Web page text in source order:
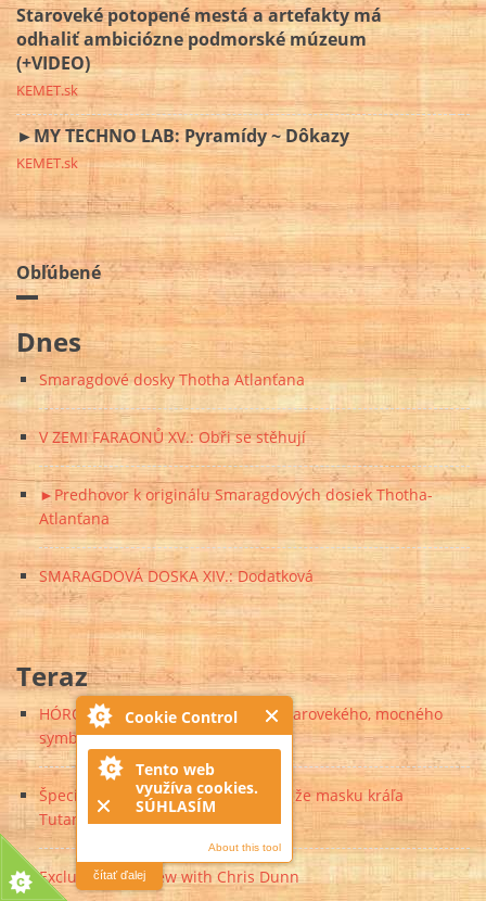
Cookie Control
Tento web
využíva cookies.
SÚHLASÍM
About this tool
čítať ďalej
Staroveké potopené mestá a artefakty má
odhaliť ambiciózne podmorské múzeum
(+VIDEO)
KEMET.sk
►MY TECHNO LAB: Pyramídy ~ Dôkazy
KEMET.sk
Obľúbené
Dnes
Smaragdové dosky Thotha Atlanťana
V ZEMI FARAONŮ XV.: Obři se stěhují
►Predhovor k originálu Smaragdových dosiek Thotha-
Atlanťana
SMARAGDOVÁ DOSKA XIV.: Dodatková
Teraz
HÓROVO OKO: Skutočný význam starovekého, mocného
symbolu
Špecialisti na reštaurovanie tvrdia, že masku kráľa
Tutanchamona je možné opraviť
Exclusive Interview with Chris Dunn